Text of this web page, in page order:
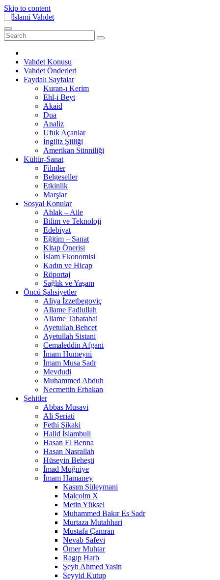
Skip to content
Vahdet Konusu
Vahdet Önderleri
Faydalı Sayfalar
Kuran-ı Kerim
Ehl-i Beyt
Akaid
Dua
Analiz
Ufuk Açanlar
İngiliz Şiiliği
Amerikan Sünniliği
Kültür-Sanat
Filmler
Belgeseller
Etkinlik
Marşlar
Sosyal Konular
Ahlak – Aile
Bilim ve Teknoloji
Edebiyat
Eğitim – Sanat
Kitap Önerisi
İslam Ekonomisi
Kadın ve Hicap
Röportaj
Sağlık ve Yaşam
Öncü Şahsiyetler
Aliya İzzetbegoviç
Allame Fadlullah
Allame Tabatabai
Ayetullah Behcet
Ayetullah Sistani
Cemaleddin Afgani
İmam Humeyni
İmam Musa Sadr
Mevdudi
Muhammed Abduh
Necmettin Erbakan
Şehitler
Abbas Musavi
Ali Şeriati
Fethi Şikaki
Halid İslambuli
Hasan El Benna
Hasan Nasrallah
Hüseyin Beheşti
İmad Muğniye
İmam Hamaney
Kasım Süleymani
Malcolm X
Metin Yüksel
Muhammed Bakır Es Sadr
Murtaza Mutahhari
Mustafa Çamran
Nevab Safevi
Ömer Muhtar
Ragıp Harb
Şeyh Ahmed Yasin
Seyyid Kutup